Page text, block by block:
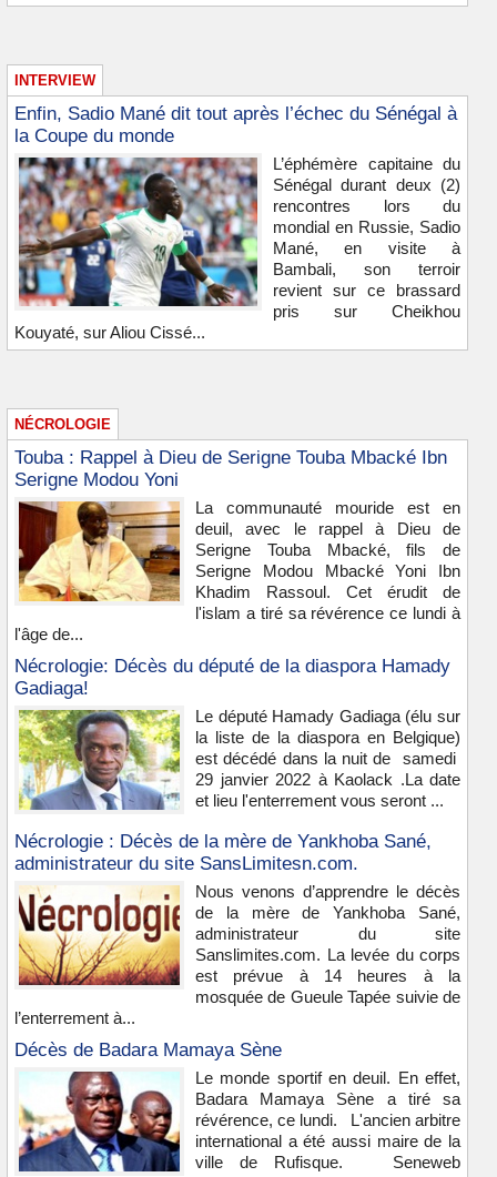
INTERVIEW
Enfin, Sadio Mané dit tout après l’échec du Sénégal à
la Coupe du monde
L’éphémère capitaine du
Sénégal durant deux (2)
rencontres lors du
mondial en Russie, Sadio
Mané, en visite à
Bambali, son terroir
revient sur ce brassard
pris sur Cheikhou
Kouyaté, sur Aliou Cissé...
NÉCROLOGIE
Touba : Rappel à Dieu de Serigne Touba Mbacké Ibn
Serigne Modou Yoni
La communauté mouride est en
deuil, avec le rappel à Dieu de
Serigne Touba Mbacké, fils de
Serigne Modou Mbacké Yoni Ibn
Khadim Rassoul. Cet érudit de
l'islam a tiré sa révérence ce lundi à
l'âge de...
Nécrologie: Décès du député de la diaspora Hamady
Gadiaga!
Le député Hamady Gadiaga (élu sur
la liste de la diaspora en Belgique)
est décédé dans la nuit de samedi
29 janvier 2022 à Kaolack .La date
et lieu l'enterrement vous seront ...
Nécrologie : Décès de la mère de Yankhoba Sané,
administrateur du site SansLimitesn.com.
Nous venons d’apprendre le décès
de la mère de Yankhoba Sané,
administrateur du site
Sanslimites.com. La levée du corps
est prévue à 14 heures à la
mosquée de Gueule Tapée suivie de
l’enterrement à...
Décès de Badara Mamaya Sène
Le monde sportif en deuil. En effet,
Badara Mamaya Sène a tiré sa
révérence, ce lundi. L'ancien arbitre
international a été aussi maire de la
ville de Rufisque. Seneweb